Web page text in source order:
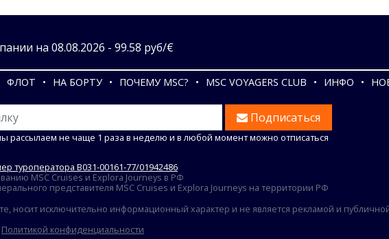
на 08.08.2026 - 99.58 руб/€
ФЛОТ НА БОРТУ ПОЧЕМУ MSC? MSC VOYAGERS CLUB ИНФО
Подписаться
рассылаем не чаще 1 раза в неделю и в любой момент можно отписаться
туроператора В031-00161-77/01942486
MSC Cruises и Explora Journeys в РФ
представителя MSC Cruises и Explora Journeys на территории РФ
носит исключительно информационный характер и не является рекламой и
Политикой конфиденциальности